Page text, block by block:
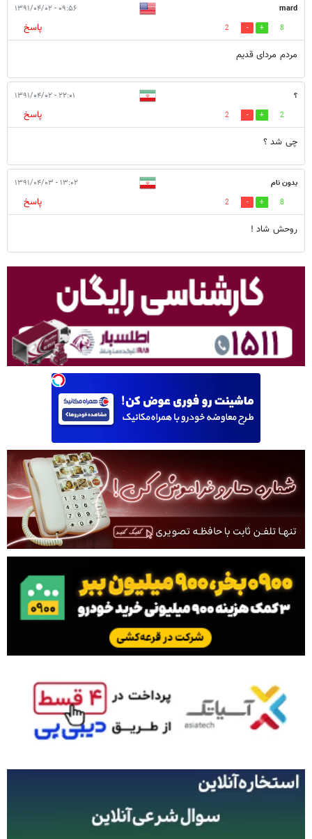
mard ۰۹:۵۶ - ۱۳۹۱/۰۴/۰۲
8
2
پاسخ
مردم مردای قدیم
؟ ۲۲:۰۱ - ۱۳۹۱/۰۴/۰۲
2
2
پاسخ
چی شد ؟
بدون نام ۱۳:۰۲ - ۱۳۹۱/۰۴/۰۳
8
2
پاسخ
روحش شاد !